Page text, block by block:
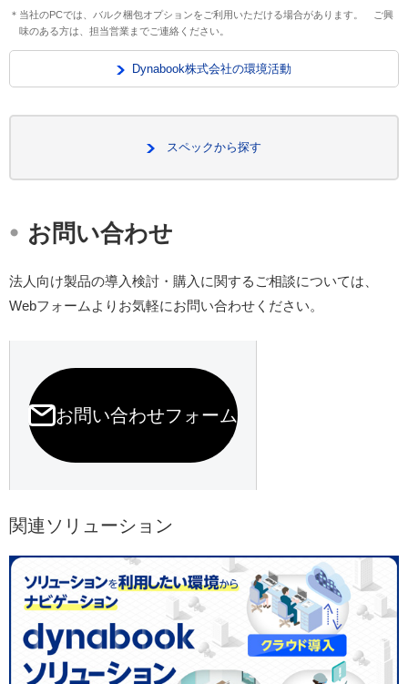
＊当社のPCでは、バルク梱包オプションをご利用いただける場合があります。 ご興
味のある方は、担当営業までご連絡ください。
Dynabook株式会社の環境活動
スペックから探す
お問い合わせ
法人向け製品の導入検討・購入に関するご相談については、
Webフォームよりお気軽にお問い合わせください。
お問い合わせフォーム
関連ソリューション